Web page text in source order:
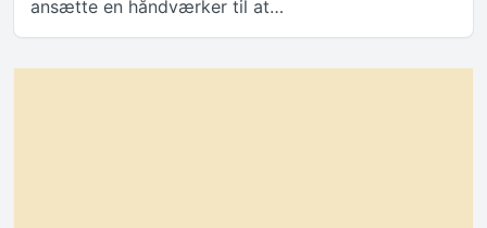
ansætte en håndværker til at…